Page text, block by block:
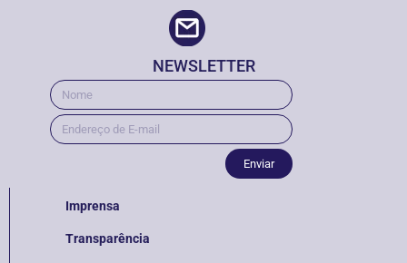
NEWSLETTER
Enviar
Imprensa
Transparência